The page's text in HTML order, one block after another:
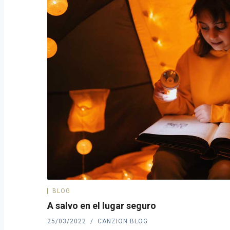
BLOG
A salvo en el lugar seguro
25/03/2022 CANZION BLOG